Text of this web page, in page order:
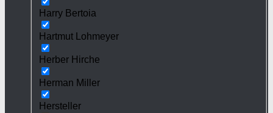
Harry Bertoia
Hartmut Lohmeyer
Herber Hirche
Herman Miller
Hersteller